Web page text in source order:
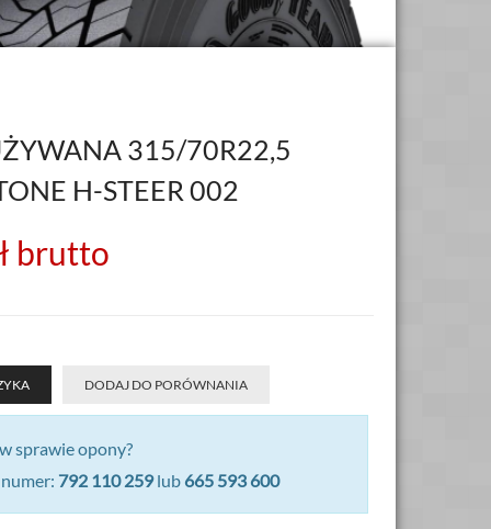
315/70R22,5
H-STEER 002
brutto
DODAJ DO PORÓWNANIA
sprawie opony?
792 110 259lub 665 593 600